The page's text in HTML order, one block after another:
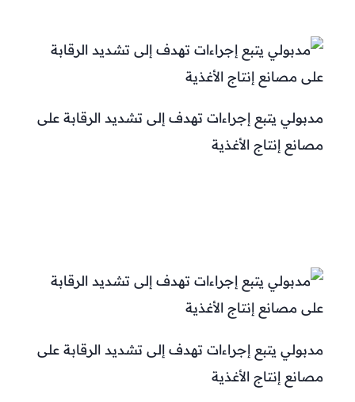
مدبولي يتبع إجراءات تهدف إلى تشديد الرقابة على
مصانع إنتاج الأغذية
مدبولي يتبع إجراءات تهدف إلى تشديد الرقابة على
مصانع إنتاج الأغذية